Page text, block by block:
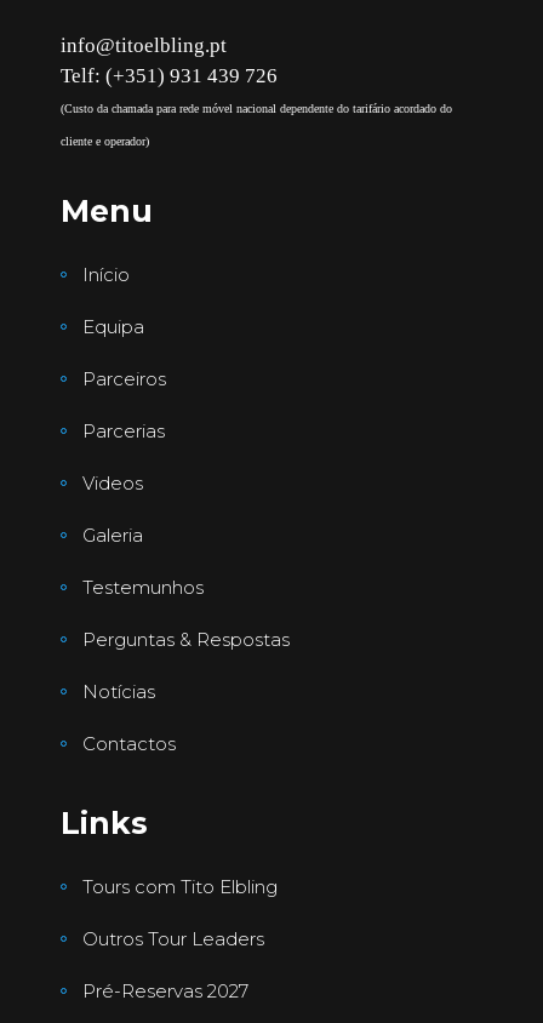
info@titoelbling.pt
Telf: (+351) 931 439 726
(Custo da chamada para rede móvel nacional dependente do tarifário acordado do
cliente e operador)
Menu
Início
Equipa
Parceiros
Parcerias
Videos
Galeria
Testemunhos
Perguntas & Respostas
Notícias
Contactos
Links
Tours com Tito Elbling
Outros Tour Leaders
Pré-Reservas 2027